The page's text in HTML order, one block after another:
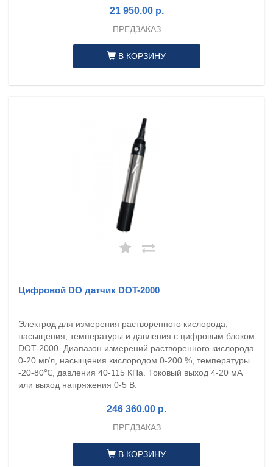
21 950.00 р.
ПРЕДЗАКАЗ
В КОРЗИНУ
Цифровой DO датчик DOT-2000
Электрод для измерения растворенного кислорода,
насыщения, температуры и давления с цифровым блоком
DOT-2000. Диапазон измерений растворенного кислорода
0-20 мг/л, насыщения кислородом 0-200 %, температуры
-20-80℃, давления 40-115 КПа. Токовый выход 4-20 мА
или выход напряжения 0-5 В.
246 360.00 р.
ПРЕДЗАКАЗ
В КОРЗИНУ